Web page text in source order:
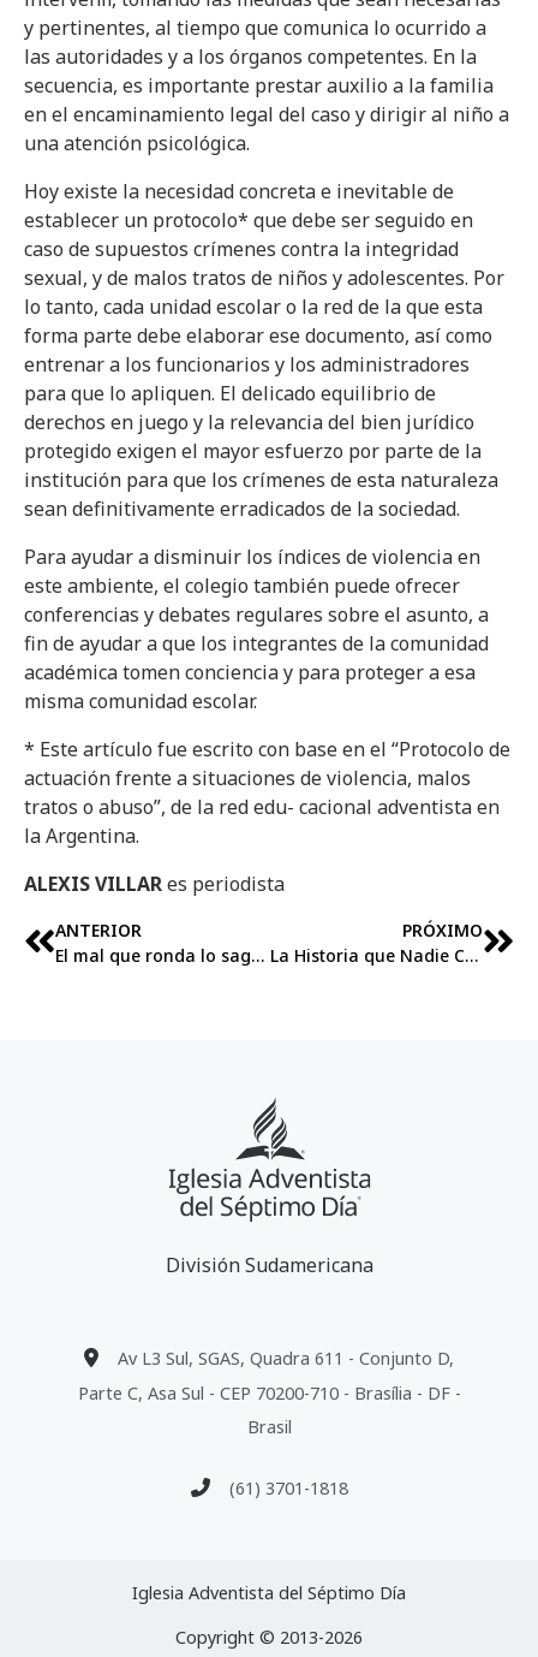
y pertinentes, al tiempo que comunica lo ocurrido a
las autoridades y a los órganos competentes. En la
secuencia, es importante prestar auxilio a la familia
en el encaminamiento legal del caso y dirigir al niño a
una atención psicológica.
Hoy existe la necesidad concreta e inevitable de
establecer un protocolo* que debe ser seguido en
caso de supuestos crímenes contra la integridad
sexual, y de malos tratos de niños y adolescentes. Por
lo tanto, cada unidad escolar o la red de la que esta
forma parte debe elaborar ese documento, así como
entrenar a los funcionarios y los administradores
para que lo apliquen. El delicado equilibrio de
derechos en juego y la relevancia del bien jurídico
protegido exigen el mayor esfuerzo por parte de la
institución para que los crímenes de esta naturaleza
sean definitivamente erradicados de la sociedad.
Para ayudar a disminuir los índices de violencia en
este ambiente, el colegio también puede ofrecer
conferencias y debates regulares sobre el asunto, a
fin de ayudar a que los integrantes de la comunidad
académica tomen conciencia y para proteger a esa
misma comunidad escolar.
* Este artículo fue escrito con base en el “Protocolo de
actuación frente a situaciones de violencia, malos
tratos o abuso”, de la red edu- cacional adventista en
la Argentina.
ALEXIS VILLARes periodista
ANTERIOR
El mal que ronda lo sagrado
PRÓXIMO
La Historia que Nadie Cuenta
División Sudamericana
Av L3 Sul, SGAS, Quadra 611 - Conjunto D,
Parte C, Asa Sul - CEP 70200-710 - Brasília - DF -
Brasil
(61) 3701-1818
Iglesia Adventista del Séptimo Día
Copyright © 2013-2026